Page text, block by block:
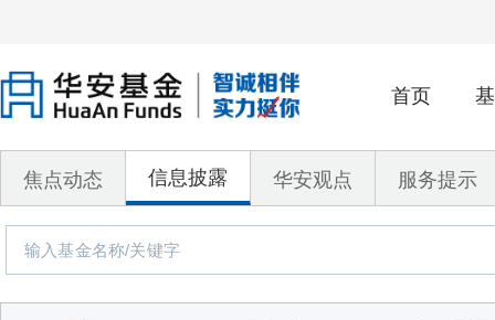
首页
焦点动态 信息披露 华安观点 服务提示